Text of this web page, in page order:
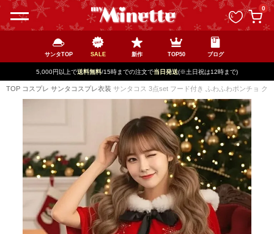
0
サンタTOP SALE 新作 TOP50 ブログ
5,000円以上で送料無料/15時までの注文で当日発送(※土日祝は12時まで)
TOP コスプレ サンタコスプレ衣装 サンタコス 3点set フード付き ふわふわポンチョ ク
ペー
ジト
ップ